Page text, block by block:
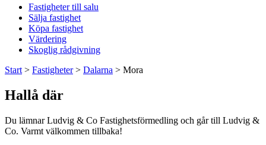
Fastigheter till salu
Sälja fastighet
Köpa fastighet
Värdering
Skoglig rådgivning
Start > Fastigheter> Dalarna > Mora
Hallå där
Du lämnar Ludvig & Co Fastighetsförmedling och går till Ludvig &
Co. Varmt välkommen tillbaka!